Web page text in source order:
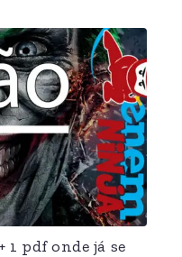
1 pdf onde já se